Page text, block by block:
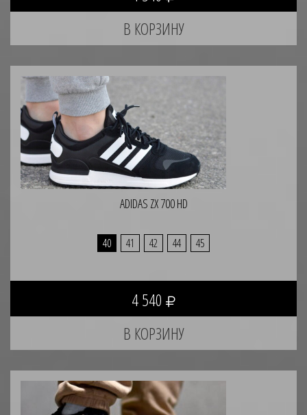
ADIDAS ZX 700 HD
40 41 42 44 45
4 540